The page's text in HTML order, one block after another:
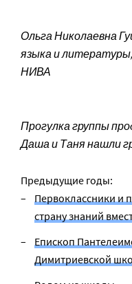
Ольга Николаевна
языка и
НИВА
Прогулка группы
Даша и Таня нашли
Предыдущие годы:
Первоклассники и
страну знаний
Епископ
Димитриевской